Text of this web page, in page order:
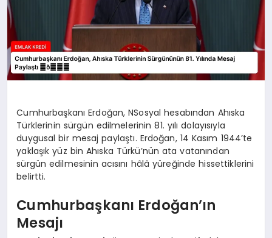
Cumhurbaşkanı Erdoğan, NSosyal hesabından Ahıska
Türklerinin sürgün edilmelerinin 81. yılı dolayısıyla
duygusal bir mesaj paylaştı. Erdoğan, 14 Kasım 1944’te
yaklaşık yüz bin Ahıska Türkü’nün ata vatanından
sürgün edilmesinin acısını hâlâ yüreğinde hissettiklerini
belirtti.
Cumhurbaşkanı Erdoğan’ın
Mesajı